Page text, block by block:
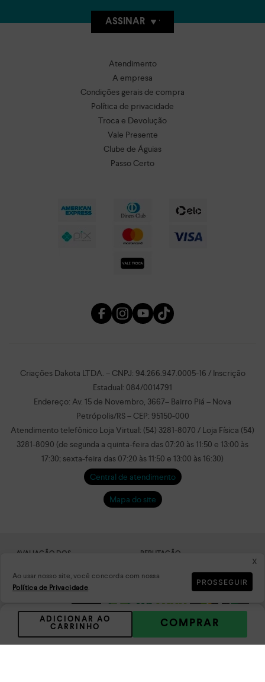
x
Ao usar nosso site, você concorda com nossa
Política de Privacidade.
PROSSEGUIR
ADICIONAR AO
CARRINHO
COMPRAR
ASSINAR
Atendimento
A empresa
Condições gerais de compra
Política de privacidade
Troca e Devolução
Vale Presente
Clube de Águias
Passo Certo
Criações Dakota LTDA. – CNPJ: 94.266.947.0005-16 / Inscrição
Estadual: 084/0014791
Endereço: Av. 15 de Novembro, 3667– Bairro Piá – Nova
Petrópolis/RS – CEP: 95150-000
Atendimento telefônico Loja Virtual: (54) 3281-8070 / Loja Física (54)
3281-8090 (de segunda a quinta-feira das 07:20 às 11:50 e 13:00 às
17:30; sexta-feira das 07:20 às 11:50 e 13:00 às 16:30)
Central de atendimento
Mapa do site
AVALIAÇÃO DOS
REPUTAÇÃO
DADOS
PLATAFORMA